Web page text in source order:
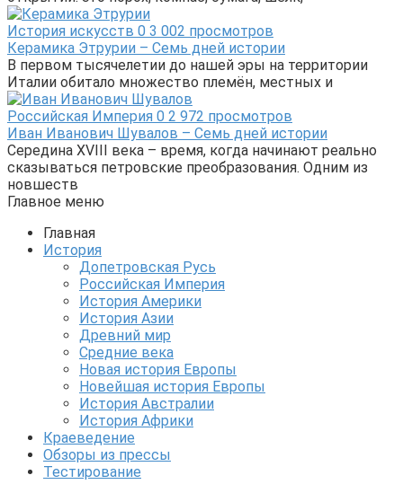
История искусств 0 3 002 просмотров
Керамика Этрурии – Семь дней истории
В первом тысячелетии до нашей эры на территории
Италии обитало множество племён, местных и
Российская Империя 0 2 972 просмотров
Иван Иванович Шувалов – Семь дней истории
Середина XVIII века – время, когда начинают реально
сказываться петровские преобразования. Одним из
новшеств
Главное меню
Главная
История
Допетровская Русь
Российская Империя
История Америки
История Азии
Древний мир
Средние века
Новая история Европы
Новейшая история Европы
История Австралии
История Африки
Краеведение
Обзоры из прессы
Тестирование